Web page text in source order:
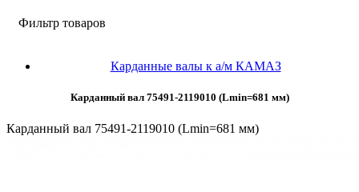
Фильтр товаров
Карданные валы к а/м КАМАЗ
Карданный вал 75491-2119010 (Lmin=681 мм)
Карданный вал 75491-2119010 (Lmin=681 мм)